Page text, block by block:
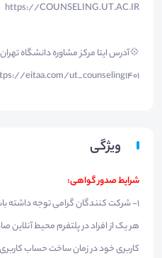
https://COUNSELING.UT.AC.IR
💠آدرس ایتا مرکز مشاوره دانشگاه
eitaa.com/ut_counseling1401
ویژگی
شرایط صدور گواهی:
1- شرکت کنندگان گرامی توجه داشته
هر یک از افراد در پلتفرم محیط آنلاین
کاربری خود در زمان ساخت حساب